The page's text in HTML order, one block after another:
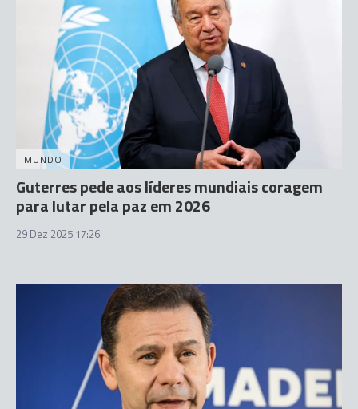
MUNDO
Guterres pede aos líderes mundiais coragem
para lutar pela paz em 2026
29 Dez 2025 17:26